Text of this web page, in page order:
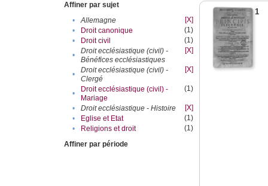
Affiner par sujet
•
Allemagne
[X]
•
Droit canonique
(1)
•
Droit civil
(1)
•
Droit ecclésiastique (civil) -
Bénéfices ecclésiastiques
[X]
•
Droit ecclésiastique (civil) -
Clergé
[X]
•
Droit ecclésiastique (civil) -
Mariage
(1)
• Droit ecclésiastique - Histoire
[X]
•
Eglise et Etat
(1)
•
Religions et droit
(1)
Affiner par période
1